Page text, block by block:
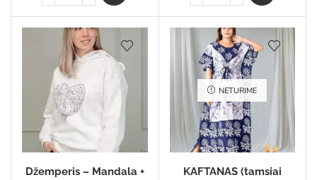
Džemperis – Mandala +
NETURIME
KAFTANAS (tamsiai